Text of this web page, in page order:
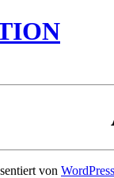
von WordPress